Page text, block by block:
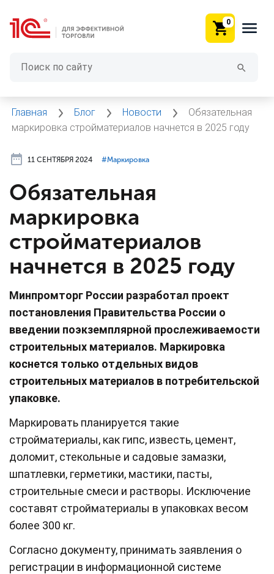
0
Главная Блог Новости
Обязательная
маркировка стройматериалов начнется в 2025 году
11 СЕНТЯБРЯ 2024 #⁣Маркировка
Обязательная
маркировка
стройматериалов
начнется в 2025 году
Минпромторг России разработал проект
постановления Правительства России о
введении поэкземплярной прослеживаемости
строительных материалов. Маркировка
коснется только отдельных видов
строительных материалов в потребительской
упаковке.
Маркировать планируется такие
стройматериалы, как гипс, известь, цемент,
доломит, стекольные и садовые замазки,
шпатлевки, герметики, мастики, пасты,
строительные смеси и растворы. Исключение
составят стройматериалы в упаковках весом
более 300 кг.
Согласно документу, принимать заявления о
регистрации в информационной системе